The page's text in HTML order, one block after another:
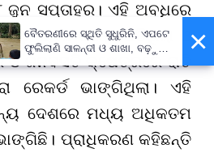
ଜୁନ ସପ୍ତାହର। ଏହି ଅବଧିରେ
ଅଧିକ ଗରମ ପଡିଥିଲା ଓ
ଜନବସତି କ୍ଷେତ୍ରରେ ରାତି
ରେକର୍ଡ ଭାଙ୍ଗିଥିଲା। ଏହି
ଦେଶରେ ମଧ୍ୟ ଅଧିକତମ
ଭାଙ୍ଗିଛି। ପ୍ରାଧିକରଣ କହିଛନ୍ତି
×
ବୈତରଣୀରେ ସ୍ଥିତି ସୁଧୁରିନି, ଏପଟେ
ଫୁଲିଲାଣି ସାଳନ୍ଦୀ ଓ ଶାଖା, ବଢ଼ୁଛି